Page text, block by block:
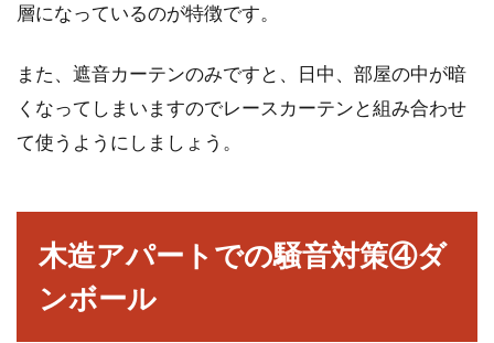
層になっているのが特徴です。
また、遮音カーテンのみですと、日中、部屋の中が暗
くなってしまいますのでレースカーテンと組み合わせ
て使うようにしましょう。
木造アパートでの騒音対策④ダ
ンボール